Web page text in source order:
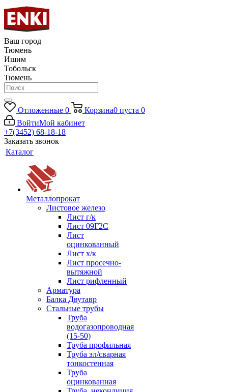
Ваш город
Тюмень
Ишим
Тобольск
Тюмень
Отложенные 0 Корзина0 пуста 0
ВойтиМой кабинет
+7(3452) 68-18-18
Заказать звонок
Каталог
Металлопрокат
Листовое железо
Лист г/к
Лист 09Г2С
Лист
оцинкованный
Лист х/к
Лист просечно-
вытяжной
Лист рифленный
Арматура
Балка Двутавр
Стальные трубы
Труба
водогазопроводная
(15-50)
Труба профильная
Труба эл/сварная
тонкостенная
Труба
оцинкованная